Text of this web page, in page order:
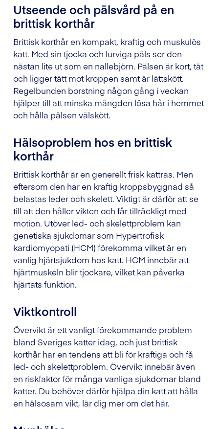
Utseende och pälsvård på en
brittisk korthår
Brittisk korthår en kompakt, kraftig och muskulös
katt. Med sin tjocka och lurviga päls ser den
nästan lite ut som en nallebjörn. Pälsen är kort, tät
och ligger tätt mot kroppen samt är lättskött.
Regelbunden borstning någon gång i veckan
hjälper till att minska mängden lösa hår i hemmet
och hålla pälsen välskött.
Hälsoproblem hos en brittisk
korthår
Brittisk korthår är en generellt frisk kattras. Men
eftersom den har en kraftig kroppsbyggnad så
belastas leder och skelett. Viktigt är därför att se
till att den håller vikten och får tillräckligt med
motion. Utöver led- och skelettproblem kan
genetiska sjukdomar som Hypertrofisk
kardiomyopati (HCM) förekomma vilket är en
vanlig hjärtsjukdom hos katt. HCM innebär att
hjärtmuskeln blir tjockare, vilket kan påverka
hjärtats funktion.
Viktkontroll
Övervikt är ett vanligt förekommande problem
bland Sveriges katter idag, och just brittisk
korthår har en tendens att bli för kraftiga och få
led- och skelettproblem. Övervikt innebär även
en riskfaktor för många vanliga sjukdomar bland
katter. Du behöver därför hjälpa din katt att hålla
en hälsosam vikt, lär dig mer om det här.